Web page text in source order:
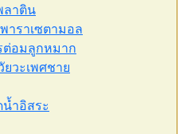
ลาติน
ราเซตามอล
ต่อมลูกหมาก
วะเพศชาย
ำอิสระ